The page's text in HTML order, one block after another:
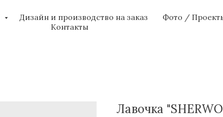
Дизайн и производство на заказ
Фото /
Контакты
Лавочка